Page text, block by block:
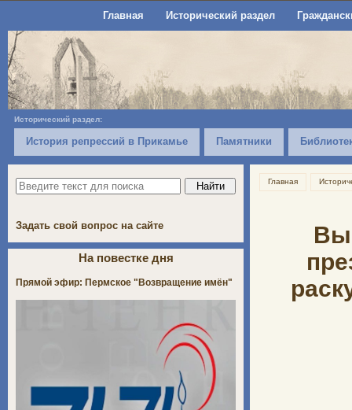
Главная Исторический раздел
Исторический раздел:
История репрессий в Прикамье Памятники
Главная
Задать свой вопрос на сайте
На повестке дня
Прямой эфир: Пермское "Возвращение имён"